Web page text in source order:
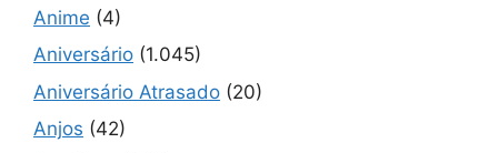
Anime (4)
Aniversário (1.045)
Aniversário Atrasado (20)
Anjos (42)